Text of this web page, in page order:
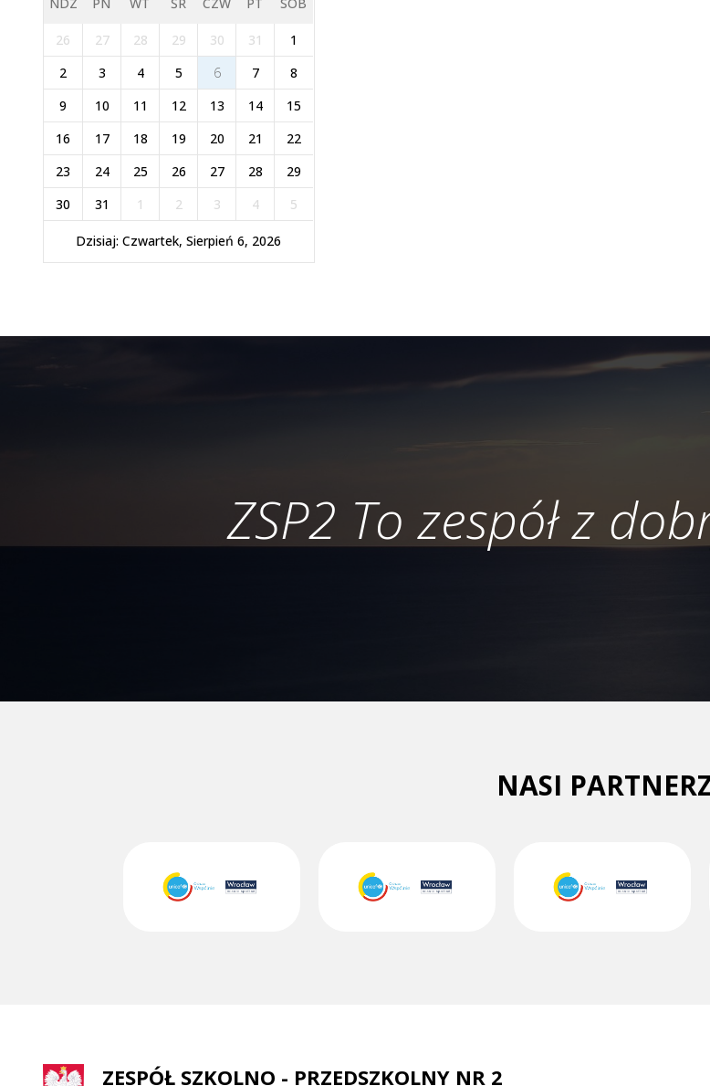
26 27 28 29 30 31
1
2
3 4 5 6 7
8
9
10 11 12 13 14
15
16
17 18 19 20 21
22
23
24 25 26 27 28
29
30
31 1 2 3 4 5
Dzisiaj: Czwartek, Sierpień 6, 2026
ZSP2 To zespół z
NASI
ZESPÓŁ SZKOLNO - PRZEDSZKOLNY NR 2